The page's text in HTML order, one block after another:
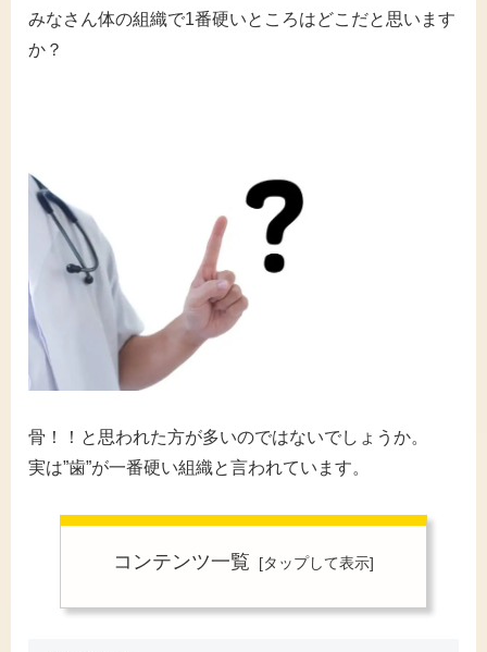
みなさん体の組織で1番硬いところはどこだと思います
か？
骨！！と思われた方が多いのではないでしょうか。
実は”歯”が一番硬い組織と言われています。
コンテンツ一覧